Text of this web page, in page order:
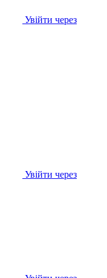
Увійти через
Увійти через